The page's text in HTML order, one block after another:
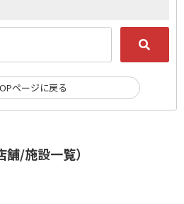
/施設一覧）
ページに戻る